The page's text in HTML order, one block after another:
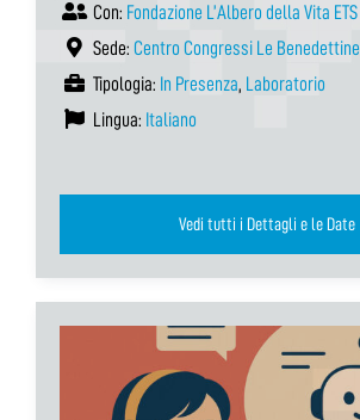
Con: Fondazione L’Albero della Vita ETS
Sede: Centro Congressi Le Benedettine
Tipologia: In Presenza, Laboratorio
Lingua: Italiano
Vedi tutti i Dettagli e le Date